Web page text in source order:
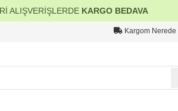
ALIŞVERİŞLERDE KARGO BEDAVA
Kargom Nerede